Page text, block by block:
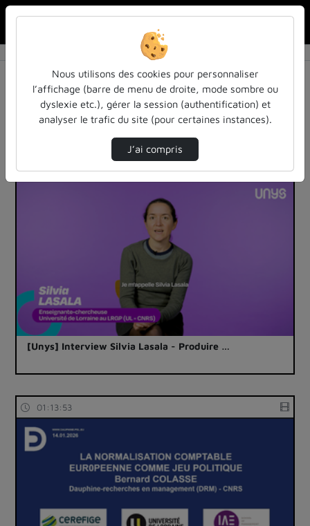
61 vidéos trouvées
Audio Vidéo Statistiques de vues
Direction de tri
00:02:57
[Unys] Interview Silvia Lasala - Produire …
01:13:53
Nous utilisons des cookies pour personnaliser
l’affichage (barre de menu de droite, mode sombre ou
dyslexie etc.), gérer la session (authentification) et
analyser le trafic du site (pour certaines instances).
J’ai compris